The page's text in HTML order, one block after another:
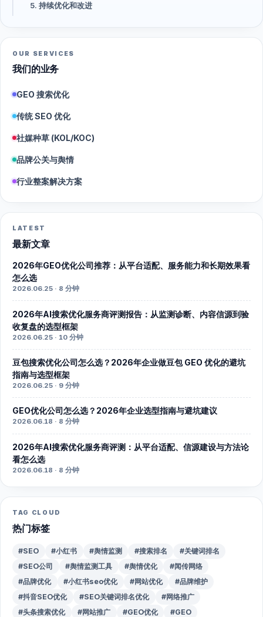
5. 持续优化和改进
OUR SERVICES
我们的业务
GEO 搜索优化
传统 SEO 优化
社媒种草 (KOL/KOC)
品牌公关与舆情
行业整案解决方案
LATEST
最新文章
2026年GEO优化公司推荐：从平台适配、服务能力和长期效果看
怎么选
2026.06.25 · 8 分钟
2026年AI搜索优化服务商评测报告：从监测诊断、内容信源到验
收复盘的选型框架
2026.06.25 · 10 分钟
豆包搜索优化公司怎么选？2026年企业做豆包 GEO 优化的避坑
指南与选型框架
2026.06.25 · 9 分钟
GEO优化公司怎么选？2026年企业选型指南与避坑建议
2026.06.18 · 8 分钟
2026年AI搜索优化服务商评测：从平台适配、信源建设与方法论
看怎么选
2026.06.18 · 8 分钟
TAG CLOUD
热门标签
#SEO #小红书 #舆情监测 #搜索排名
#关键词排名
#SEO公司
#舆情监测工具 #舆情优化
#闻传网络
#品牌优化
#小红书seo优化 #网站优化
#品牌维护
#抖音SEO优化
#SEO关键词排名优化
#网络推广
#头条搜索优化
#网站推广 #GEO优化
#GEO